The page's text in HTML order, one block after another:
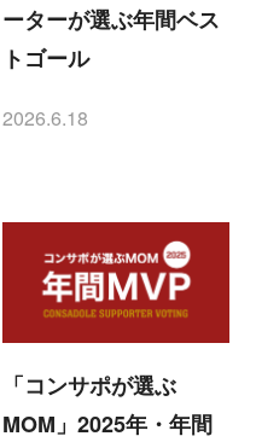
ーターが選ぶ年間ベス
トゴール
投稿日
2026.6.18
「コンサポが選ぶ
MOM」2025年・年間